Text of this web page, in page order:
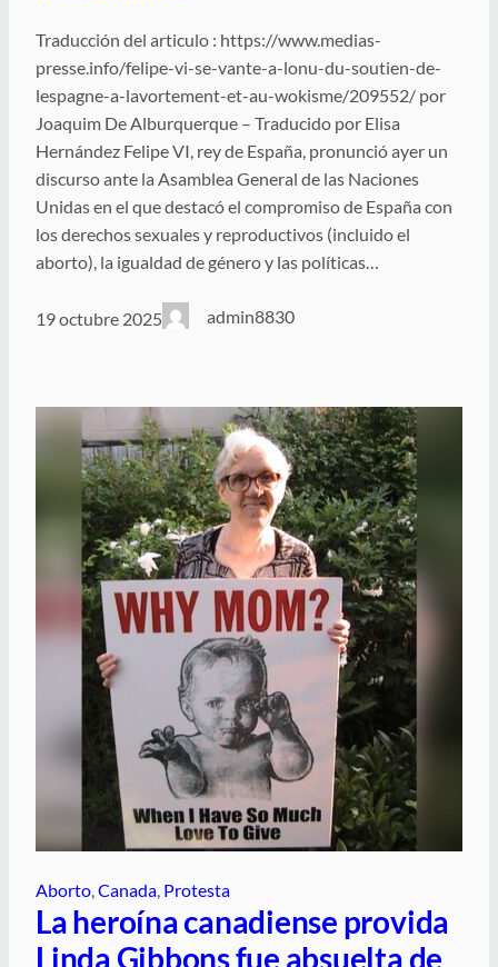
Traducción del articulo : https://www.medias-
presse.info/felipe-vi-se-vante-a-lonu-du-soutien-de-
lespagne-a-lavortement-et-au-wokisme/209552/ por
Joaquim De Alburquerque – Traducido por Elisa
Hernández Felipe VI, rey de España, pronunció ayer un
discurso ante la Asamblea General de las Naciones
Unidas en el que destacó el compromiso de España con
los derechos sexuales y reproductivos (incluido el
aborto), la igualdad de género y las políticas…
19 octubre 2025 admin8830
Aborto, Canada, Protesta
La heroína canadiense provida
Linda Gibbons fue absuelta de